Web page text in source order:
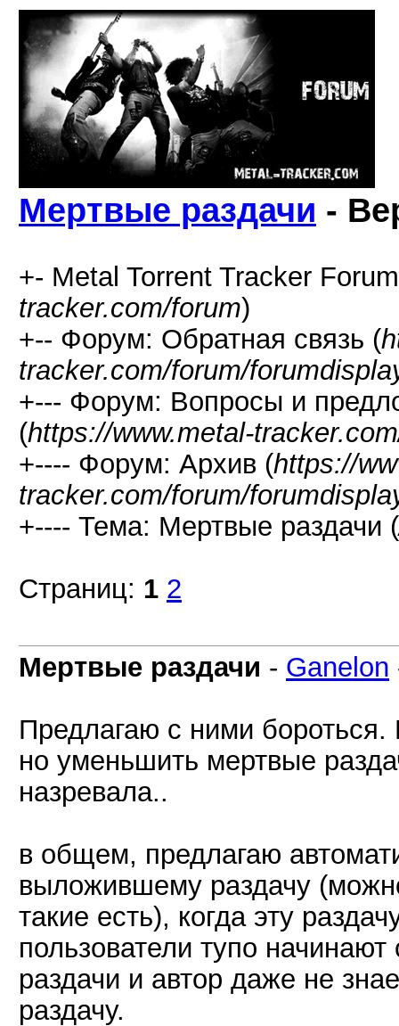
Мертвые раздачи -
+- Metal Torrent Tracker
tracker.com/forum)
+-- Форум: Обратная связь (
tracker.com/forum/
+--- Форум: Вопросы и
(https://www.metal-
+---- Форум: Архив (https://
tracker.com/forum/
+---- Тема: Мертвые раздачи (
Страниц: 1 2
Мертвые раздачи - Ganelon
Предлагаю с ними
но уменьшить мертвые
назревала..
в общем, предлагаю
выложившему раздачу
такие есть), когда эту
пользователи тупо
раздачи и автор даже не
раздачу.